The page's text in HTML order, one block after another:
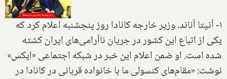
۱- آنیتا آناند، وزیر خارجه کانادا روز پنجشنبه اعلام کرد که
یکی از اتباع این کشور در جریان ناآرامی‌های ایران کشته
شده است. او ضمن اعلام این خبر در شبکه اجتماعی «ایکس»
نوشت: «مقام‌های کنسولی ما با خانواده قربانی در کانادا در